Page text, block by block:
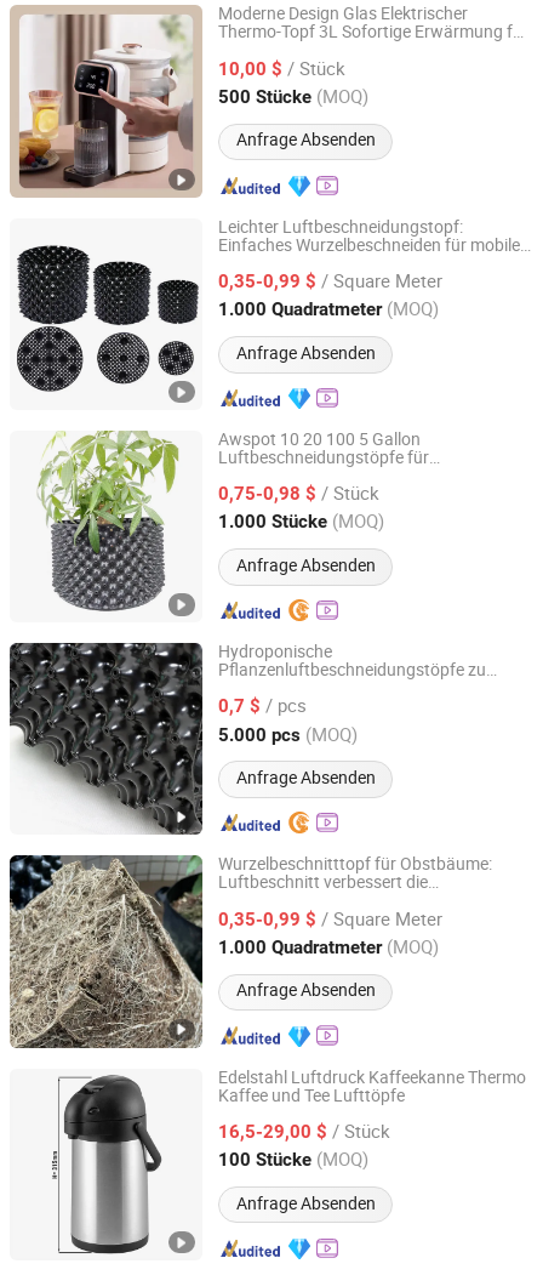
Moderne Design Glas Elektrischer
Thermo-Topf 3L Sofortige Erwärmung für
Temperaturanzeige Warmhalten Digitaler
Glas ElektrischerLufttopf
10,00 $ / Stück
500 Stücke (MOQ)
Anfrage Absenden
LIANYUNGANG KAESHING INTERNATIONAL TRADING
CO., LTD.
Jiangsu, China Seit 2019
Leichter Luftbeschneidungstopf:
Einfaches Wurzelbeschneiden für mobile
0,35-0,99 $ / Square Meter
1.000 Quadratmeter (MOQ)
Anfrage Absenden
Sichuan Zhifang Net Industry Co., Ltd.
Sichuan, China Seit 2019
Awspot 10 20 100 5 Gallon
Luftbeschneidungstöpfe für
Olivenbaumwurzeln, schnell wachsender
Bonsaitopf
0,75-0,98 $ / Stück
1.000 Stücke (MOQ)
Anfrage Absenden
Better Swell Co., Ltd.
Guangdong, China Seit 2021
Hydroponische
Pflanzenluftbeschneidungstöpfe zu
0,7 $ / pcs
5.000 pcs (MOQ)
Anfrage Absenden
Alusen(Dalian)Gardening Co., Ltd
Liaoning, China Seit 2025
Wurzelbeschnitttopf für Obstbäume:
Luftbeschnitt verbessert die
0,35-0,99 $ / Square Meter
1.000 Quadratmeter (MOQ)
Anfrage Absenden
Sichuan Zhifang Net Industry Co., Ltd.
Sichuan, China Seit 2019
Edelstahl Luftdruck Kaffeekanne Thermo
Kaffee und Tee Lufttöpfe
16,5-29,00 $ / Stück
100 Stücke (MOQ)
Anfrage Absenden
GGMGASTRO (QINGDAO) INTERNATIONAL CO., LTD.
Shandong, China Seit 2022